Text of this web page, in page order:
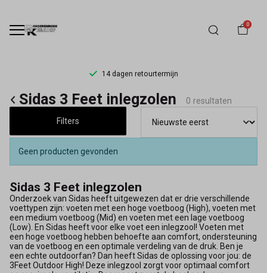
0
14 dagen retourtermijn
Sidas
Feet
inlegzolen
Schoenmode
Kerkhof
Sidas 3 Feet inlegzolen 0 resultaten
Filters
Geen producten gevonden
Sidas 3 Feet inlegzolen
Onderzoek van Sidas heeft uitgewezen dat er drie verschillende
voettypen zijn: voeten met een hoge voetboog (High), voeten met
een medium voetboog (Mid) en voeten met een lage voetboog
(Low). En Sidas heeft voor elke voet een inlegzool! Voeten met
een hoge voetboog hebben behoefte aan comfort, ondersteuning
van de voetboog en een optimale verdeling van de druk. Ben je
een echte outdoorfan? Dan heeft Sidas de oplossing voor jou: de
3Feet Outdoor High! Deze inlegzool zorgt voor optimaal comfort